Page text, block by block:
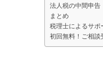
法人税の中間申告
まとめ
税理士によるサポ
初回無料！ご相談